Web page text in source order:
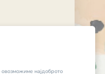
најдоброто